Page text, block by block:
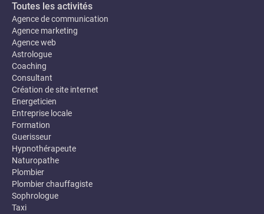
Toutes les activités
Agence de communication
Agence marketing
Agence web
Astrologue
Coaching
Consultant
Création de site internet
Energeticien
Entreprise locale
Formation
Guerisseur
Hypnothérapeute
Naturopathe
Plombier
Plombier chauffagiste
Sophrologue
Taxi